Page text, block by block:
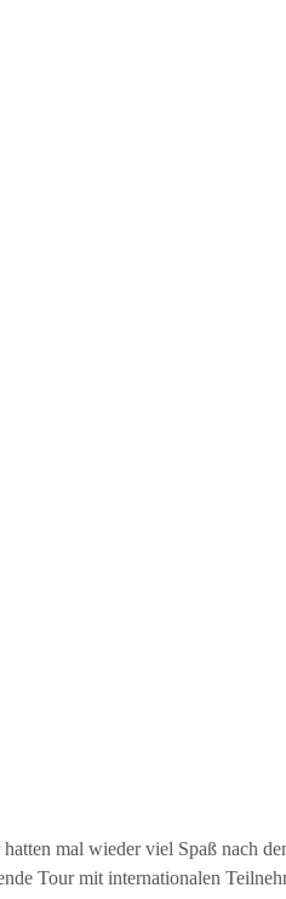
mal wieder viel Spaß nach
Tour mit internationalen